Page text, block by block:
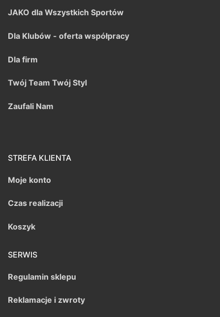
JAKO dla Wszystkich Sportów
Dla Klubów - oferta współpracy
Dla firm
Twój Team Twój Styl
Zaufali Nam
STREFA KLIENTA
Moje konto
Czas realizacji
Koszyk
SERWIS
Regulamin sklepu
Reklamacje i zwroty